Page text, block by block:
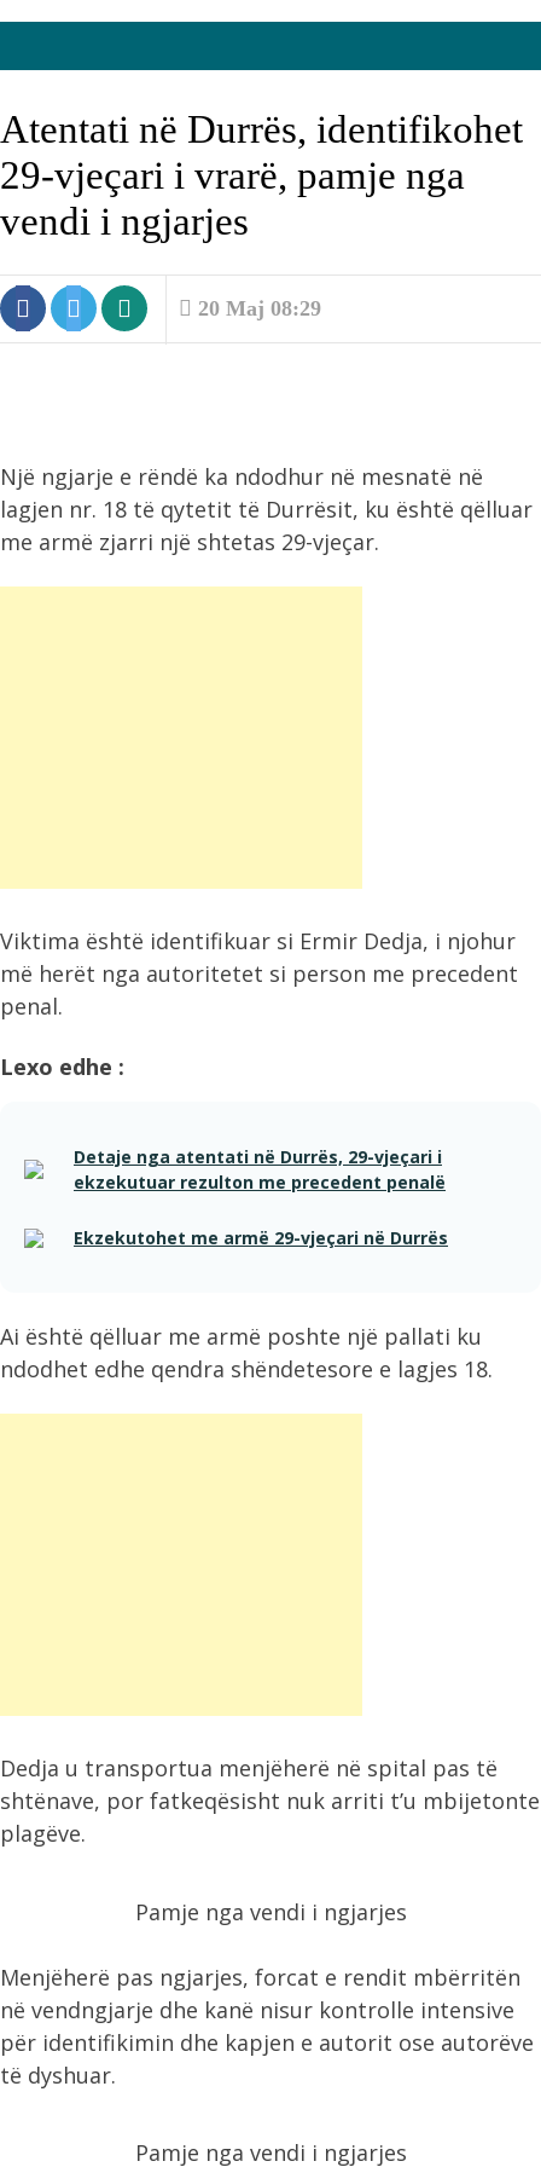
Atentati në Durrës, identifikohet
29-vjeçari i vrarë, pamje nga
vendi i ngjarjes
20 Maj 08:29
Një ngjarje e rëndë ka ndodhur në mesnatë në
lagjen nr. 18 të qytetit të Durrësit, ku është qëlluar
me armë zjarri një shtetas 29-vjeçar.
Viktima është identifikuar si Ermir Dedja, i njohur
më herët nga autoritetet si person me precedent
penal.
Lexo edhe :
Detaje nga atentati në Durrës, 29-vjeçari i
ekzekutuar rezulton me precedent penalë
Ekzekutohet me armë 29-vjeçari në Durrës
Ai është qëlluar me armë poshte një pallati ku
ndodhet edhe qendra shëndetesore e lagjes 18.
Dedja u transportua menjëherë në spital pas të
shtënave, por fatkeqësisht nuk arriti t’u mbijetonte
plagëve.
Pamje nga vendi i ngjarjes
Menjëherë pas ngjarjes, forcat e rendit mbërritën
në vendngjarje dhe kanë nisur kontrolle intensive
për identifikimin dhe kapjen e autorit ose autorëve
të dyshuar.
Pamje nga vendi i ngjarjes